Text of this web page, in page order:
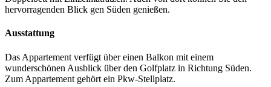
hervorragenden Blick gen Süden genießen.
Ausstattung
Das Appartement verfügt über einen Balkon mit einem
wunderschönen Ausblick über den Golfplatz in Richtung Süden.
Zum Appartement gehört ein Pkw-Stellplatz.